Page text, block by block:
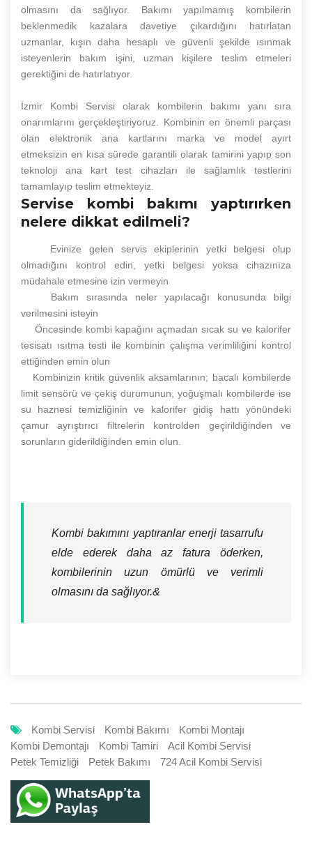
olmasını da sağlıyor. Bakımı yapılmamış kombilerin
beklenmedik kazalara davetiye çıkardığını hatırlatan
uzmanlar, kışın daha hesaplı ve güvenli şekilde ısınmak
isteyenlerin bakım işini, uzman kişilere teslim etmeleri
gerektiğini de hatırlatıyor.
İzmir Kombi Servisi olarak kombilerin bakımı yanı sıra
onarımlarını gerçekleştiriyoruz. Kombinin en önemli parçası
olan elektronik ana kartlarını marka ve model ayırt
etmeksizin en kısa sürede garantili olarak tamirini yapıp son
teknoloji ana kart test cihazları ile sağlamlık testlerini
tamamlayıp teslim etmekteyiz.
Servise kombi bakımı yaptırırken
nelere dikkat edilmeli?
Evinize gelen servis ekiplerinin yetki belgesi olup
olmadığını kontrol edin, yetki belgesi yoksa cihazınıza
müdahale etmesine izin vermeyin
Bakım sırasında neler yapılacağı konusunda bilgi
verilmesini isteyin
Öncesinde kombi kapağını açmadan sıcak su ve kalorifer
tesisatı ısıtma testi ile kombinin çalışma verimliliğini kontrol
ettiğinden emin olun
Kombinizin kritik güvenlik aksamlarının; bacalı kombilerde
limit sensörü ve çekiş durumunun, yoğuşmalı kombilerde ise
su haznesi temizliğinin ve kalorifer gidiş hattı yönündeki
çamur ayrıştırıcı filtrelerin kontrolden geçirildiğinden ve
sorunların giderildiğinden emin olun.
Kombi bakımını yaptıranlar enerji tasarrufu
elde ederek daha az fatura öderken,
kombilerinin uzun ömürlü ve verimli
olmasını da sağlıyor.&
Kombi Servisi Kombi Bakımı
Kombi Montajı
Kombi Demontajı
Kombi Tamiri
Acil Kombi Servisi
Petek Temizliği
Petek Bakımı 724 Acil Kombi Servisi